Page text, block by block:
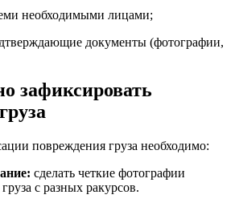
необходимыми лицами;
документы (фотографии,
зафиксировать
повреждения груза необходимо:
сделать четкие фотографии
с разных ракурсов.